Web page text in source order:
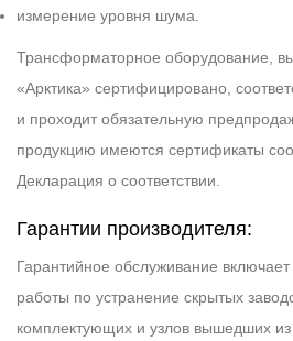
измерение уровня шума.
Трансформаторное оборудование,
«Арктика» сертифицировано,
и проходит обязательную
продукцию имеются сертификаты
Декларация о соответствии.
Гарантии производителя:
Гарантийное обслуживание
работы по устранение скрытых
комплектующих и узлов вышедших